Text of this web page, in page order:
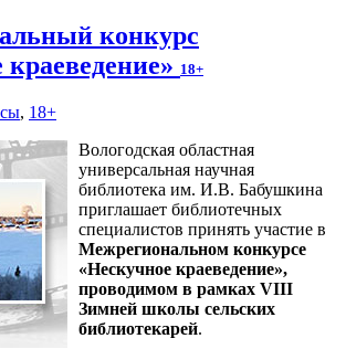
конкурс
18+
, 18+
Вологодская областная
универсальная научная
библиотека им. И.В. Бабушкина
приглашает библиотечных
специалистов принять участие в
Межрегиональном конкурсе
«Нескучное краеведение»,
проводимом в рамках VIII
Зимней школы сельских
библиотекарей.